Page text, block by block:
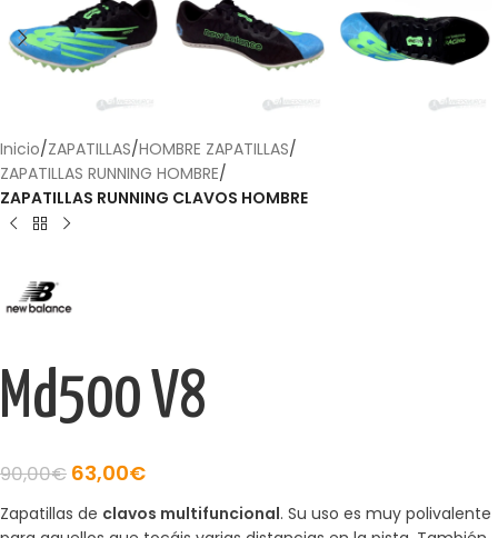
Inicio ZAPATILLAS HOMBRE ZAPATILLAS
ZAPATILLAS RUNNING HOMBRE
ZAPATILLAS RUNNING CLAVOS HOMBRE
Md500 V8
90,00€ 63,00€
Zapatillas de clavos multifuncional. Su uso es muy polivalente